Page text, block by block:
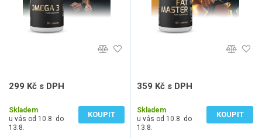
299 Kč s DPH
Skladem
u vás od 10.8. do
13.8.
KOUPIT
359 Kč s DPH
Skladem
u vás od 10.8. do
13.8.
KOUPIT